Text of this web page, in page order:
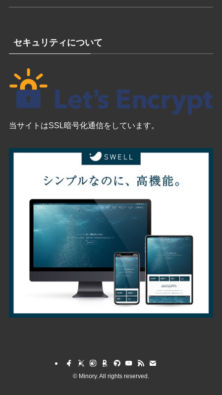
セキュリティについて
当サイトはSSL暗号化通信をしています。
© Minory. All rights reserved.